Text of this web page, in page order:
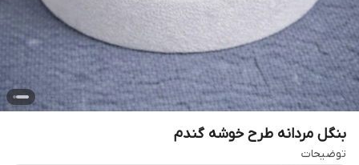
بنگل مردانه طرح خوشه گندم
توضیحات